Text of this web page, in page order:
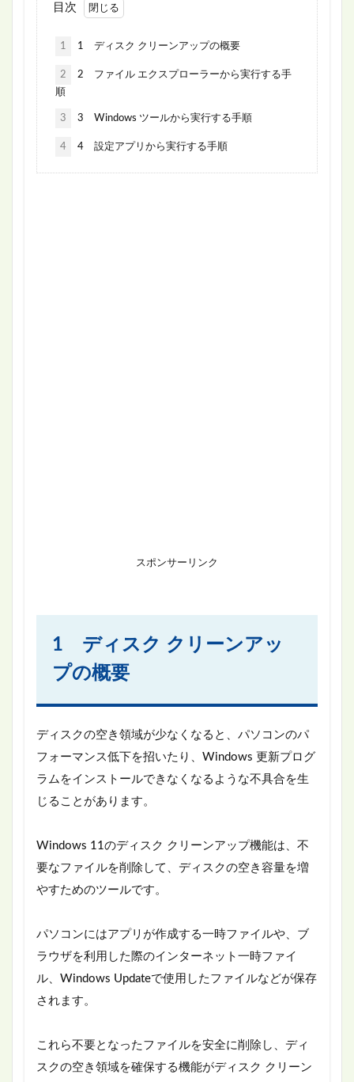
目次
1 1 ディスク クリーンアップの概要
2
2 ファイル エクスプローラーから実行する手
順
3 3 Windows ツールから実行する手順
4 4 設定アプリから実行する手順
スポンサーリンク
1 ディスク クリーンアッ
プの概要
ディスクの空き領域が少なくなると、パソコンのパ
フォーマンス低下を招いたり、Windows 更新プログ
ラムをインストールできなくなるような不具合を生
じることがあります。
Windows 11のディスク クリーンアップ機能は、不
要なファイルを削除して、ディスクの空き容量を増
やすためのツールです。
パソコンにはアプリが作成する一時ファイルや、ブ
ラウザを利用した際のインターネット一時ファイ
ル、Windows Updateで使用したファイルなどが保存
されます。
これら不要となったファイルを安全に削除し、ディ
スクの空き領域を確保する機能がディスク クリーン